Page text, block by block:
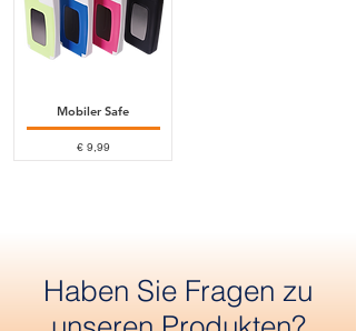
Mobiler Safe
Preis
€ 9,99
Haben Sie Fragen zu